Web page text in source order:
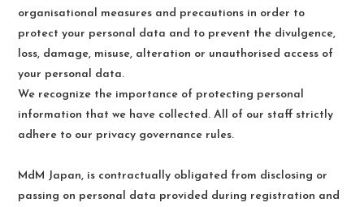
organisational measures and precautions in order to
protect your personal data and to prevent the divulgence,
loss, damage, misuse, alteration or unauthorised access of
your personal data.
We recognize the importance of protecting personal
information that we have collected. All of our staff strictly
adhere to our privacy governance rules.
MdM Japan, is contractually obligated from disclosing or
passing on personal data provided during registration and